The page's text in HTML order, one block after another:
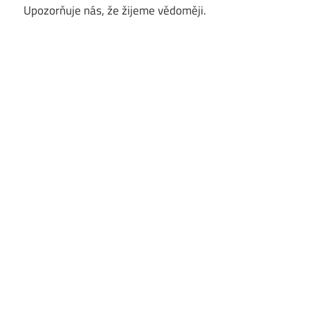
Upozorňuje nás, že žijeme vědoměji.